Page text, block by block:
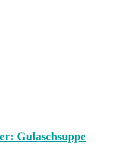
Gulaschsuppe